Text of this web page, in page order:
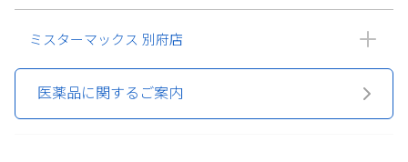
ミスターマックス 別府店
医薬品に関するご案内